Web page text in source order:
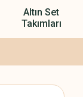
Altın Set
Takımları